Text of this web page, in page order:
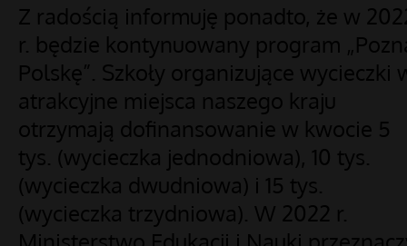
Z radością informuję ponadto, że w
r. będzie kontynuowany program
Polskę”. Szkoły organizujące wycieczki
atrakcyjne miejsca naszego kraju
otrzymają dofinansowanie w kwocie 5
tys. (wycieczka jednodniowa), 10 tys.
(wycieczka dwudniowa) i 15 tys.
(wycieczka trzydniowa). W 2022 r.